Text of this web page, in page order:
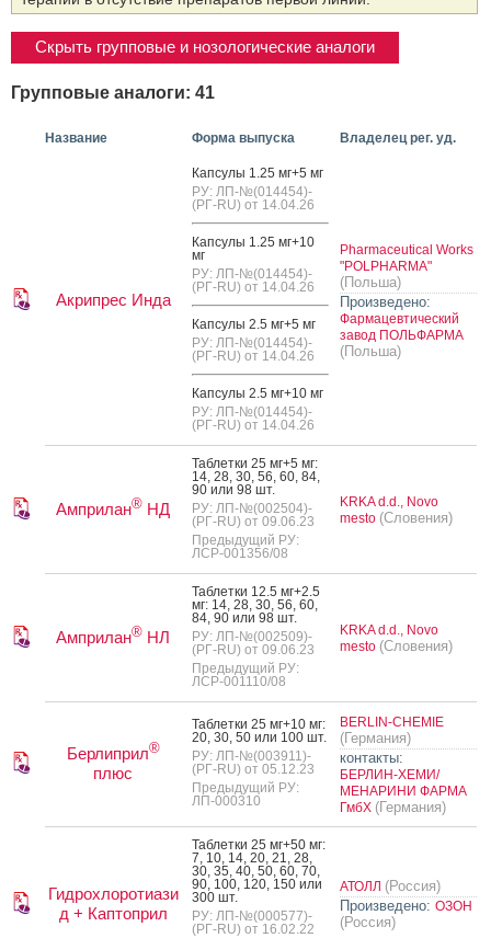
Скрыть групповые и нозологические аналоги
Групповые аналоги: 41
Название Форма выпуска Владелец рег. уд.
Акрипрес Инда
Кап­су­лы 1.25 мг+5 мг
РУ: ЛП-№(014454)-
(РГ-RU) от 14.04.26
Кап­су­лы 1.25 мг+10
мг
РУ: ЛП-№(014454)-
(РГ-RU) от 14.04.26
Кап­су­лы 2.5 мг+5 мг
РУ: ЛП-№(014454)-
(РГ-RU) от 14.04.26
Кап­су­лы 2.5 мг+10 мг
РУ: ЛП-№(014454)-
(РГ-RU) от 14.04.26
Pharmaceutical Works
"POLPHARMA"
(Польша)
Произведено:
Фармацевтический
завод ПОЛЬФАРМА
(Польша)
Амприлан® НД
Таб­летки 25 мг+5 мг:
14, 28, 30, 56, 60, 84,
90 или 98 шт.
РУ: ЛП-№(002504)-
(РГ-RU) от 09.06.23
Предыдущий РУ:
ЛСР-001356/08
KRKA d.d., Novo
mesto (Словения)
Амприлан® НЛ
Таб­летки 12.5 мг+2.5
мг: 14, 28, 30, 56, 60,
84, 90 или 98 шт.
РУ: ЛП-№(002509)-
(РГ-RU) от 09.06.23
Предыдущий РУ:
ЛСР-001110/08
KRKA d.d., Novo
mesto (Словения)
Берлиприл®
плюс
Таб­летки 25 мг+10 мг:
20, 30, 50 или 100 шт.
РУ: ЛП-№(003911)-
(РГ-RU) от 05.12.23
Предыдущий РУ:
ЛП-000310
BERLIN-CHEMIE
(Германия)
контакты:
БЕРЛИН-ХЕМИ/
МЕНАРИНИ ФАРМА
ГмбХ (Германия)
Гидрохлоротиази
д + Каптоприл
Таб­летки 25 мг+50 мг:
7, 10, 14, 20, 21, 28,
30, 35, 40, 50, 60, 70,
90, 100, 120, 150 или
300 шт.
РУ: ЛП-№(000577)-
(РГ-RU) от 16.02.22
АТОЛЛ (Россия)
Произведено: ОЗОН
(Россия)